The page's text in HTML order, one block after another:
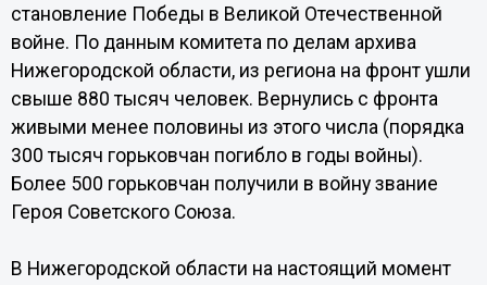
становление Победы в Великой Отечественной
войне. По данным комитета по делам архива
Нижегородской области, из региона на фронт ушли
свыше 880 тысяч человек. Вернулись с фронта
живыми менее половины из этого числа (порядка
300 тысяч горьковчан погибло в годы войны).
Более 500 горьковчан получили в войну звание
Героя Советского Союза.
В Нижегородской области на настоящий момент